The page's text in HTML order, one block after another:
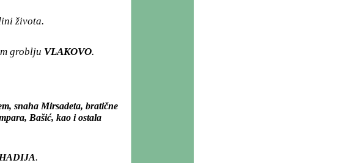
života.
groblju VLAKOVO.
snaha Mirsadeta, bratične
Bašić, kao i ostala
.